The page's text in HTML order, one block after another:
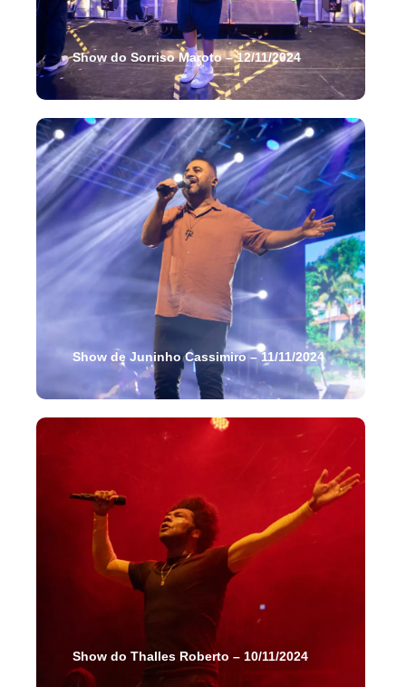
Show do Sorriso Maroto – 12/11/2024
Show de Juninho Cassimiro – 11/11/2024
Show do Thalles Roberto – 10/11/2024